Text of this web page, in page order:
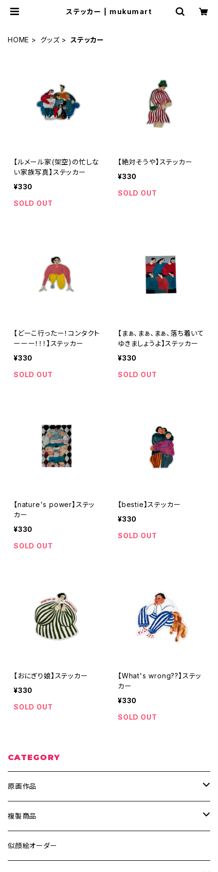
ステッカー | mukumart
HOME グッズ ステッカー
【ルメール家(架空)の忙しな
い家族写真】ステッカー
¥330
SOLD OUT
【絶対そうや】ステッカー
¥330
SOLD OUT
【どーこ行ったー！コンタクト
ーーー！！！】ステッカー
¥330
SOLD OUT
【まぁ、まぁ、まぁ、落ち着いて
ゆきましょうよ】ステッカー
¥330
SOLD OUT
【nature's power】ステッ
カー
¥330
SOLD OUT
【bestie】ステッカー
¥330
SOLD OUT
【おにぎり娘】ステッカー
¥330
SOLD OUT
【What's wrong??】ステッ
カー
¥330
SOLD OUT
CATEGORY
原画作品
ポスター、ポストカード
ウッドペイント
複製商品
A4サイズ
似顔絵オーダー